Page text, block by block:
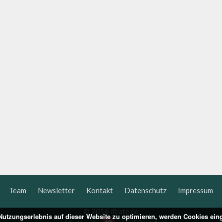
Team Newsletter Kontakt Datenschutz Impressum
© 2016 dbate.de
auf dieser Website zu optimieren, werden Cookies